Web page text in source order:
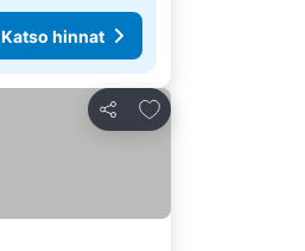
Katso hinnat
Jaa
Lisää suosikkeihin